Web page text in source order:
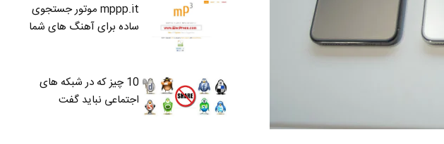
mppp.it موتور جستجوی
ساده برای آهنگ های شما
10 چیز که در شبکه های
اجتماعی نباید گفت